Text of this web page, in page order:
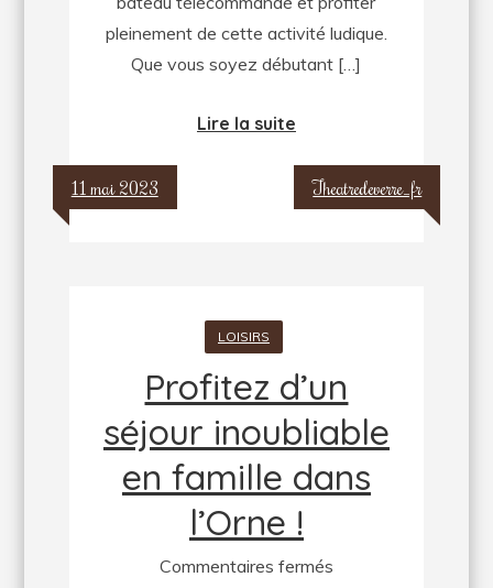
pleinement de cette activité ludique.
Que vous soyez débutant […]
Lire la suite
11 mai 2023 Theatredeverre_fr
LOISIRS
Profitez d’un
séjour inoubliable
en famille dans
l’Orne !
Commentaires ferméssur